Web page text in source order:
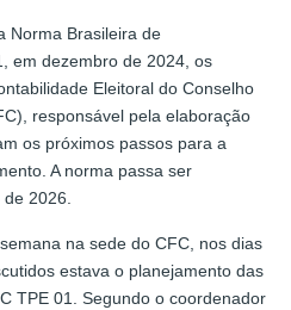
Norma Brasileira de
em dezembro de 2024, os
Eleitoral do Conselho
responsável pela elaboração
os próximos passos para a
A norma passa ser
2026.
na sede do CFC, nos dias
estava o planejamento das
TPE 01. Segundo o coordenador